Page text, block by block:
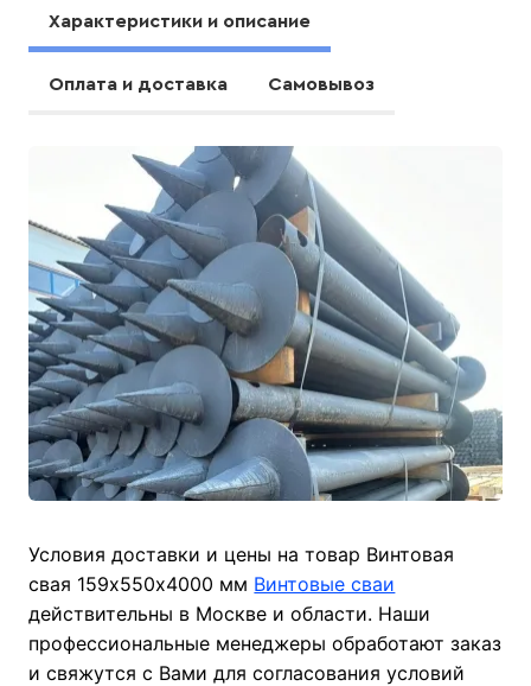
Характеристики и описание
Оплата и доставка Самовывоз
Условия доставки и цены на товар Винтовая
свая 159х550х4000 мм Винтовые сваи
действительны в Москве и области. Наши
профессиональные менеджеры обработают заказ
и свяжутся с Вами для согласования условий